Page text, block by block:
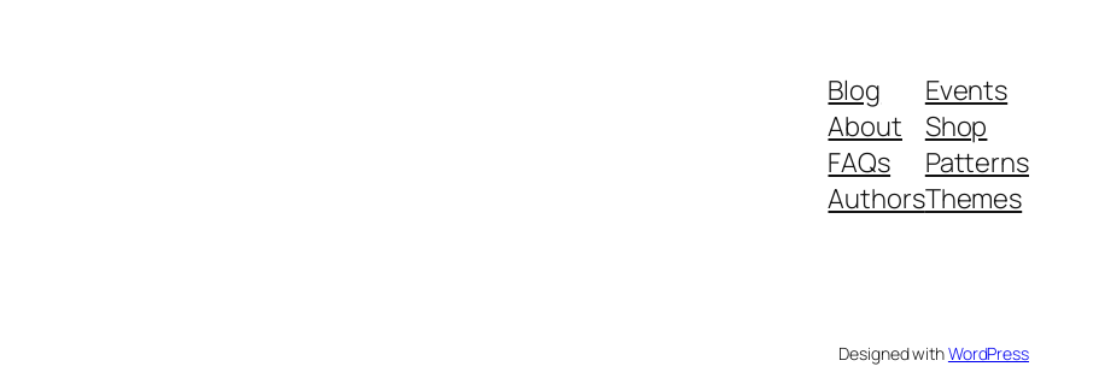
Blog
About
FAQs
Authors
Events
Shop
Patterns
Themes
Designed withWordPress